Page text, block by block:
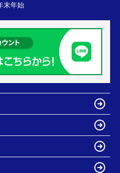
末年始